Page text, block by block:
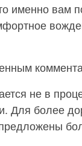
именно вам
не в
Для более